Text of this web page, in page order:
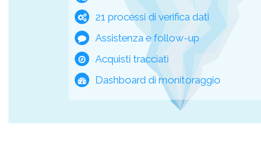
21 processi di verifica dati
Assistenza e follow-up
Acquisti tracciati
Dashboard di monitoraggio